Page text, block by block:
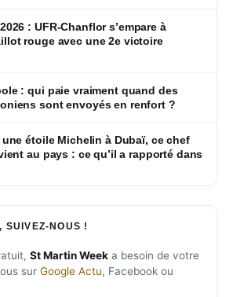
: UFR-Chanflor s’empare à
rouge avec une 2e victoire
: qui paie vraiment quand des
sont envoyés en renfort ?
étoile Michelin à Dubaï, ce chef
au pays : ce qu’il a rapporté dans
NOUS !
St Martin Week a besoin de votre
sur Google Actu, Facebook ou